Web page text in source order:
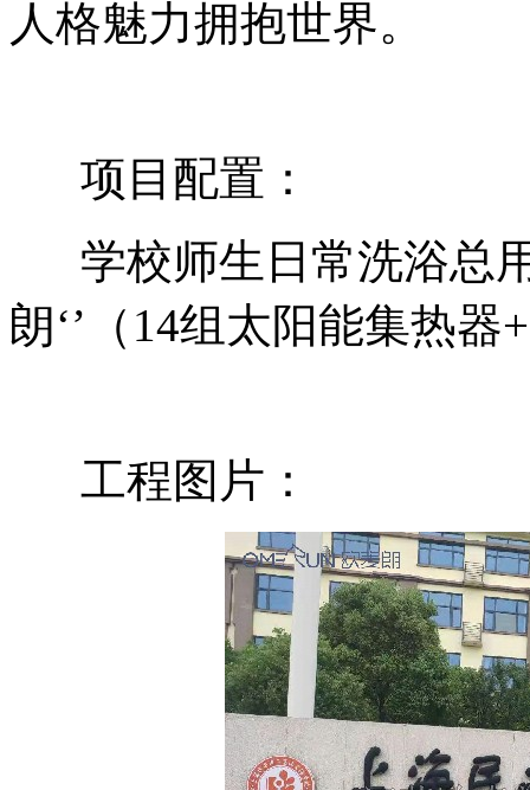
人格魅力拥抱世界。
项目配置：
学校师生日常洗浴总
朗‘’（14组太阳能集热器
工程图片：